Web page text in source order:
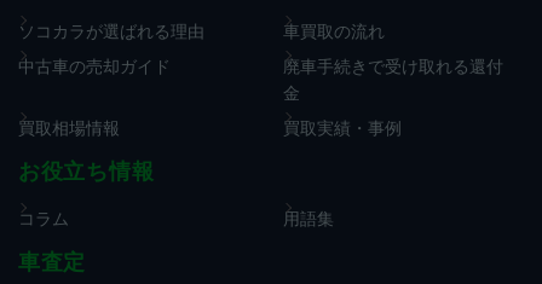
ソコカラが選ばれる理由
車買取の流れ
中古車の売却ガイド
廃車手続きで受け取れる還付
金
買取相場情報
買取実績・事例
お役立ち情報
コラム 用語集
車査定